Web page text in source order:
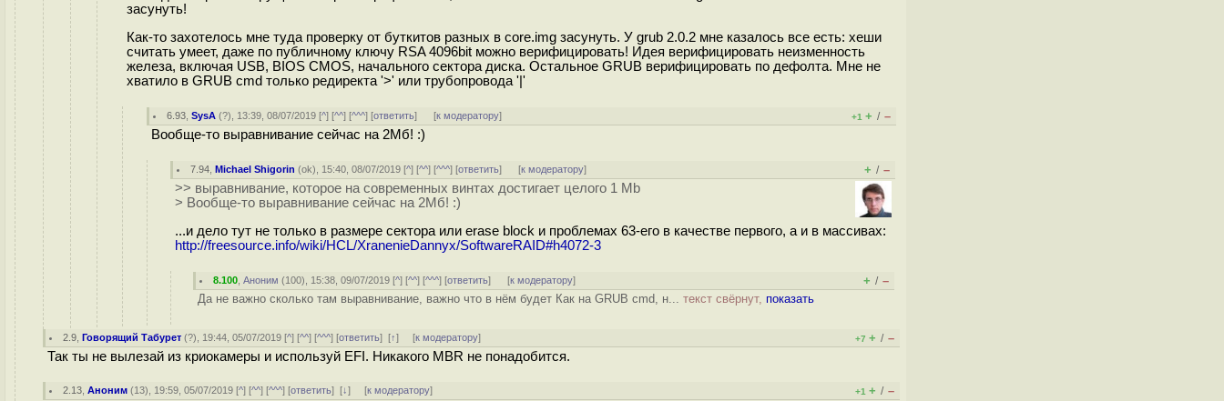
засунуть!
Как-то захотелось мне туда проверку от буткитов разных в core.img засунуть. У grub 2.0.2 мне казалось все есть: хеши
считать умеет, даже по публичному ключу RSA 4096bit можно верифицировать! Идея верифицировать неизменность
железа, включая USB, BIOS CMOS, начального сектора диска. Остальное GRUB верифицировать по дефолта. Мне не
хватило в GRUB cmd только редиректа '>' или трубопровода '|'
6.93 ,SysA (?), 13:39, 08/07/2019 [^] [^^] [^^^] [ответить] [к модератору] +1 + / –
Вообще-то выравнивание сейчас на 2Мб! :)
7.94 ,Michael Shigorin (ok), 15:40, 08/07/2019 [^] [^^] [^^^] [ответить] [к модератору] + / –
>> выравнивание, которое на современных винтах достигает целого 1 Mb
> Вообще-то выравнивание сейчас на 2Мб! :)
...и дело тут не только в размере сектора или erase block и проблемах 63-его в качестве первого, а и в массивах:
http://freesource.info/wiki/HCL/XranenieDannyx/SoftwareRAID#h4072-3
8.100 ,Аноним (100), 15:38, 09/07/2019 [^] [^^] [^^^] [ответить] [к модератору] + / –
Да не важно сколько там выравнивание, важно что в нём будет Как на GRUB cmd, н... текст свёрнут, показать
2.9 ,Говорящий Табурет (?), 19:44, 05/07/2019 [^] [^^] [^^^] [ответить][↑] [к модератору] +7 + / –
Так ты не вылезай из криокамеры и используй EFI. Никакого MBR не понадобится.
2.13 ,Аноним (13), 19:59, 05/07/2019 [^] [^^] [^^^] [ответить][↓] [к модератору] +1 + / –